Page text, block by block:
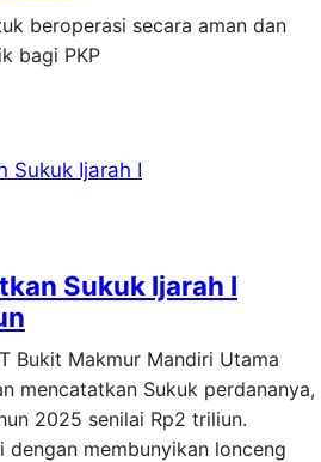
beroperasi secara aman dan
bagi PKP
Sukuk Ijarah I
Bukit Makmur Mandiri Utama
mencatatkan Sukuk perdananya,
2025 senilai Rp2 triliun.
dengan membunyikan lonceng